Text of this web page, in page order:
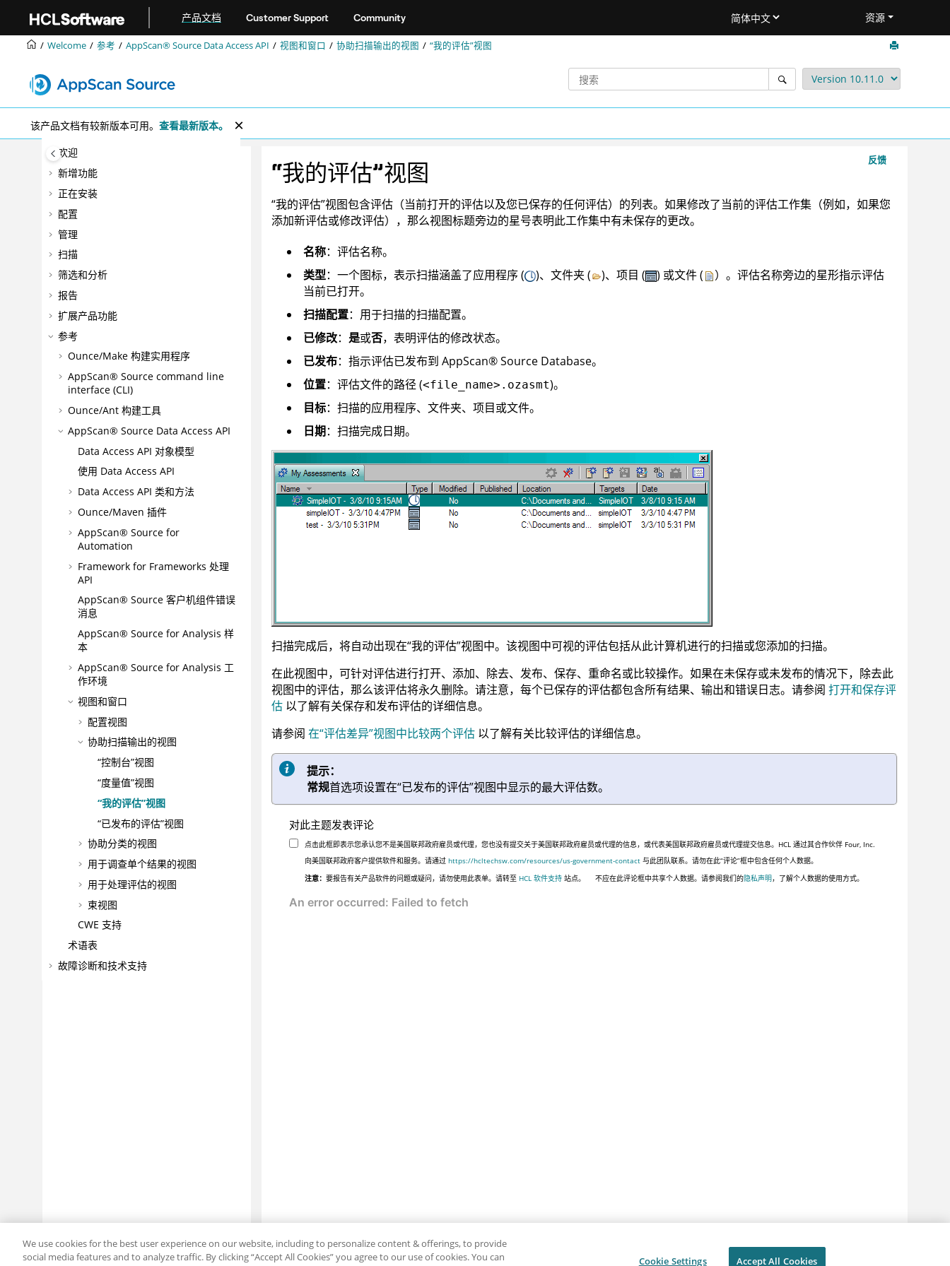
产品文档 Customer Support Community 资源
Welcome 参考 AppScan® Source Data Access API 视图和窗口 协助扫描输出的视图 “我的评估”视图
该产品文档有较新版本可用。 查看最新版本。
欢迎
新增功能
正在安装
配置
管理
扫描
筛选和分析
报告
扩展产品功能
参考
Ounce/Make 构建实用程序
AppScan® Source command line
interface (CLI)
Ounce/Ant 构建工具
AppScan® Source Data Access API
Data Access API 对象模型
使用 Data Access API
Data Access API 类和方法
Ounce/Maven 插件
AppScan® Source for
Automation
Framework for Frameworks 处理
API
AppScan® Source 客户机组件错误
消息
AppScan® Source for Analysis 样
本
AppScan® Source for Analysis 工
作环境
视图和窗口
配置视图
协助扫描输出的视图
“控制台”视图
“度量值”视图
“我的评估”视图
“已发布的评估”视图
协助分类的视图
用于调查单个结果的视图
用于处理评估的视图
束视图
CWE 支持
术语表
故障诊断和技术支持
反馈
“我的评估”视图
“我的评估”视图包含评估（当前打开的评估以及您已保存的任何评估）的列表。如果修改了当前的评估工作集（例如，如果您
添加新评估或修改评估），那么视图标题旁边的星号表明此工作集中有未保存的更改。
名称：评估名称。
类型：一个图标，表示扫描涵盖了应用程序 ( )、文件夹 ( )、项目 ( ) 或文件 (
）。评估名称旁边的星形指示评估
当前已打开。
扫描配置：用于扫描的扫描配置。
已修改： 是或否，表明评估的修改状态。
已发布：指示评估已发布到 AppScan®Source Database。
位置：评估文件的路径 (<file_name>.ozasmt)。
目标：扫描的应用程序、文件夹、项目或文件。
日期：扫描完成日期。
扫描完成后，将自动出现在“我的评估”视图中。该视图中可视的评估包括从此计算机进行的扫描或您添加的扫描。
在此视图中，可针对评估进行打开、添加、除去、发布、保存、重命名或比较操作。如果在未保存或未发布的情况下，除去此
视图中的评估，那么该评估将永久删除。请注意，每个已保存的评估都包含所有结果、输出和错误日志。请参阅 打开和保存评
估以了解有关保存和发布评估的详细信息。
请参阅 在“评估差异”视图中比较两个评估以了解有关比较评估的详细信息。
提示：
常规首选项设置在“已发布的评估”视图中显示的最大评估数。
对此主题发表评论
点击此框即表示您承认您不是美国联邦政府雇员或代理，您也没有提交关于美国联邦政府雇员或代理的信息，或代表美国联邦政府雇员或代理提交信息。HCL 通过其合作伙伴 Four, Inc.
向美国联邦政府客户提供软件和服务。请通过https://hcltechsw.com/resources/us-government-contact 与此团队联系。请勿在此“评论”框中包含任何个人数据。
注意：要报告有关产品软件的问题或疑问，请勿使用此表单。请转至 HCL 软件支持 站点。 不应在此评论框中共享个人数据。请参阅我们的隐私声明，了解个人数据的使用方式。
We use cookies for the best user experience on our website, including to personalize content & offerings, to provide
social media features and to analyze traffic. By clicking “Accept All Cookies” you agree to our use of cookies. You can
Cookie Settings Accept All Cookies